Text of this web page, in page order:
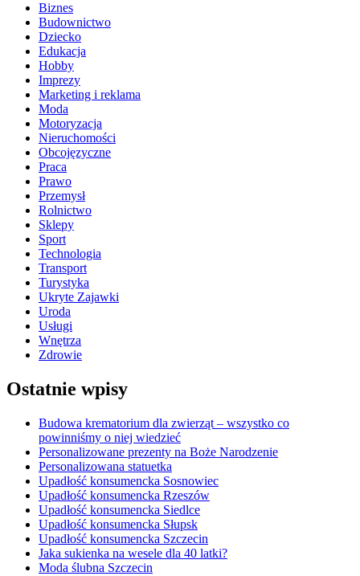
Biznes
Budownictwo
Dziecko
Edukacja
Hobby
Imprezy
Marketing i reklama
Moda
Motoryzacja
Nieruchomości
Obcojęzyczne
Praca
Prawo
Przemysł
Rolnictwo
Sklepy
Sport
Technologia
Transport
Turystyka
Ukryte Zajawki
Uroda
Usługi
Wnętrza
Zdrowie
Ostatnie wpisy
Budowa krematorium dla zwierząt – wszystko co
powinniśmy o niej wiedzieć
Personalizowane prezenty na Boże Narodzenie
Personalizowana statuetka
Upadłość konsumencka Sosnowiec
Upadłość konsumencka Rzeszów
Upadłość konsumencka Siedlce
Upadłość konsumencka Słupsk
Upadłość konsumencka Szczecin
Jaka sukienka na wesele dla 40 latki?
Moda ślubna Szczecin